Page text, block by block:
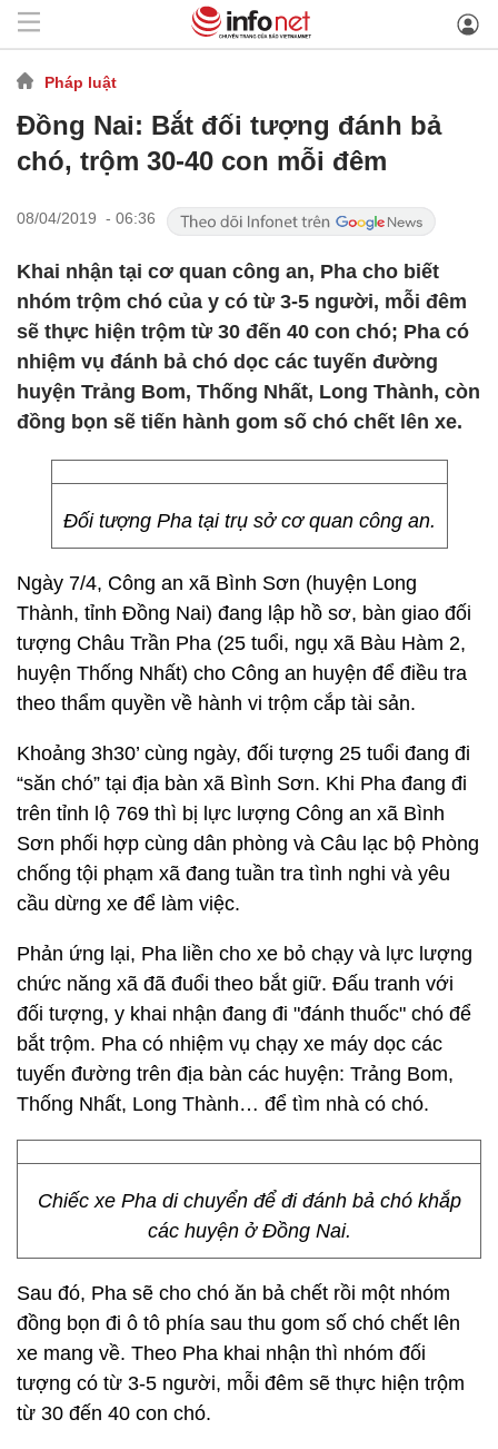
Pháp luật
Đồng Nai: Bắt đối tượng đánh bả
chó, trộm 30-40 con mỗi đêm
08/04/2019 - 06:36
Khai nhận tại cơ quan công an, Pha cho biết
nhóm trộm chó của y có từ 3-5 người, mỗi đêm
sẽ thực hiện trộm từ 30 đến 40 con chó; Pha có
nhiệm vụ đánh bả chó dọc các tuyến đường
huyện Trảng Bom, Thống Nhất, Long Thành, còn
đồng bọn sẽ tiến hành gom số chó chết lên xe.
Đối tượng Pha tại trụ sở cơ quan công an.
Ngày 7/4, Công an xã Bình Sơn (huyện Long
Thành, tỉnh Đồng Nai) đang lập hồ sơ, bàn giao đối
tượng Châu Trần Pha (25 tuổi, ngụ xã Bàu Hàm 2,
huyện Thống Nhất) cho Công an huyện để điều tra
theo thẩm quyền về hành vi trộm cắp tài sản.
Khoảng 3h30’ cùng ngày, đối tượng 25 tuổi đang đi
“săn chó” tại địa bàn xã Bình Sơn. Khi Pha đang đi
trên tỉnh lộ 769 thì bị lực lượng Công an xã Bình
Sơn phối hợp cùng dân phòng và Câu lạc bộ Phòng
chống tội phạm xã đang tuần tra tình nghi và yêu
cầu dừng xe để làm việc.
Phản ứng lại, Pha liền cho xe bỏ chạy và lực lượng
chức năng xã đã đuổi theo bắt giữ. Đấu tranh với
đối tượng, y khai nhận đang đi "đánh thuốc" chó để
bắt trộm. Pha có nhiệm vụ chạy xe máy dọc các
tuyến đường trên địa bàn các huyện: Trảng Bom,
Thống Nhất, Long Thành… để tìm nhà có chó.
Chiếc xe Pha di chuyển để đi đánh bả chó khắp
các huyện ở Đồng Nai.
Sau đó, Pha sẽ cho chó ăn bả chết rồi một nhóm
đồng bọn đi ô tô phía sau thu gom số chó chết lên
xe mang về. Theo Pha khai nhận thì nhóm đối
tượng có từ 3-5 người, mỗi đêm sẽ thực hiện trộm
từ 30 đến 40 con chó.